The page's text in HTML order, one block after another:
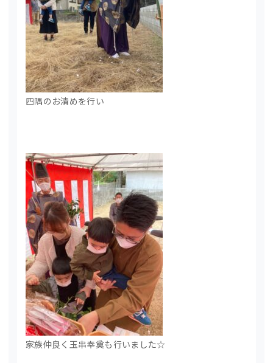
四隅のお清めを行い
家族仲良く玉串奉奠も行いました☆